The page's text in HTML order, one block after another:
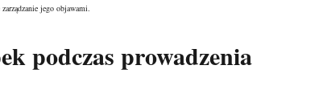
jego objawami.
podczas prowadzenia